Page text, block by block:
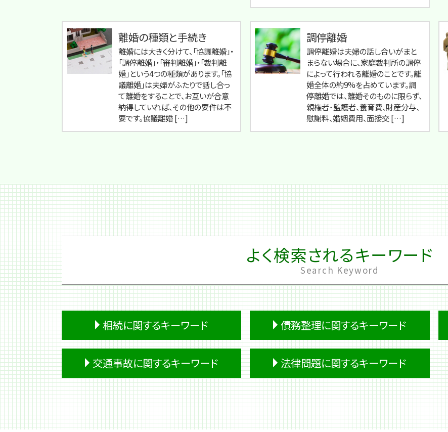
離婚の種類と手続き
離婚には大きく分けて、「協議離婚」・
「調停離婚」・「審判離婚」・「裁判離
婚」という4つの種類があります。「協
議離婚」は夫婦がふたりで話し合っ
て離婚をすることで、お互いが合意
納得していれば、その他の要件は不
要です。協議離婚 […]
調停離婚
調停離婚は夫婦の話し合いがまと
まらない場合に、家庭裁判所の調停
によって行われる離婚のことです。離
婚全体の約9%を占めています。調
停離婚では、離婚そのものに限らず、
親権者･監護者、養育費、財産分与、
慰謝料、婚姻費用、面接交 […]
よく検索されるキーワード
Search Keyword
相続に関するキーワード
遺留分侵害額請求
生前贈与
遺産 税金
預金 相続
相続 土地
相続放棄 期間
債務整理に関するキーワード
破産 流れ
妻 借金
過払い金請求 デメリット
個人再生 住宅ローン
借金 利子
キャッシング ブラック
交通事故に関するキーワード
自動運転 死亡事故
車 事故 保険
事故 賠償金
人身事故 行政処分
法律問題に関するキーワード
労働問題 セクハラ
労働問題 うつ
出版 法律問題
民事再生 法律問題